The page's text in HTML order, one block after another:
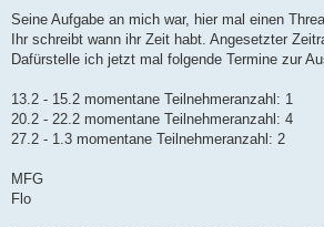
Seine Aufgabe an mich war, hier mal einen
Ihr schreibt wann ihr Zeit habt. Angesetzter
Dafürstelle ich jetzt mal folgende Termine zur
13.2 - 15.2 momentane Teilnehmeranzahl: 1
20.2 - 22.2 momentane Teilnehmeranzahl: 4
27.2 - 1.3 momentane Teilnehmeranzahl: 2
MFG
Flo